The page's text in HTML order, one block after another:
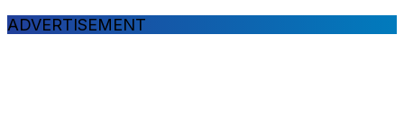
ADVERTISEMENT